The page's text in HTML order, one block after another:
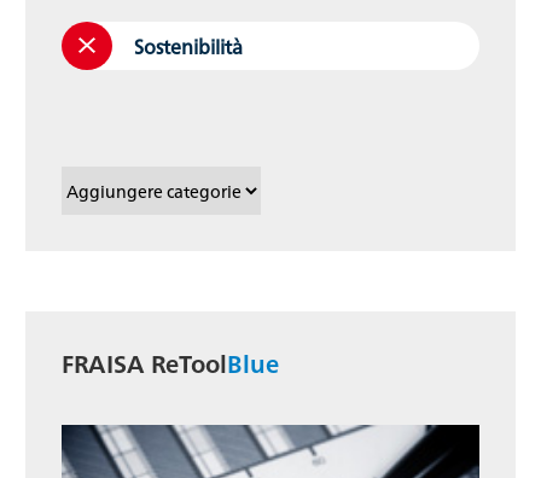
Sostenibilità
FRAISA ReToolBlue